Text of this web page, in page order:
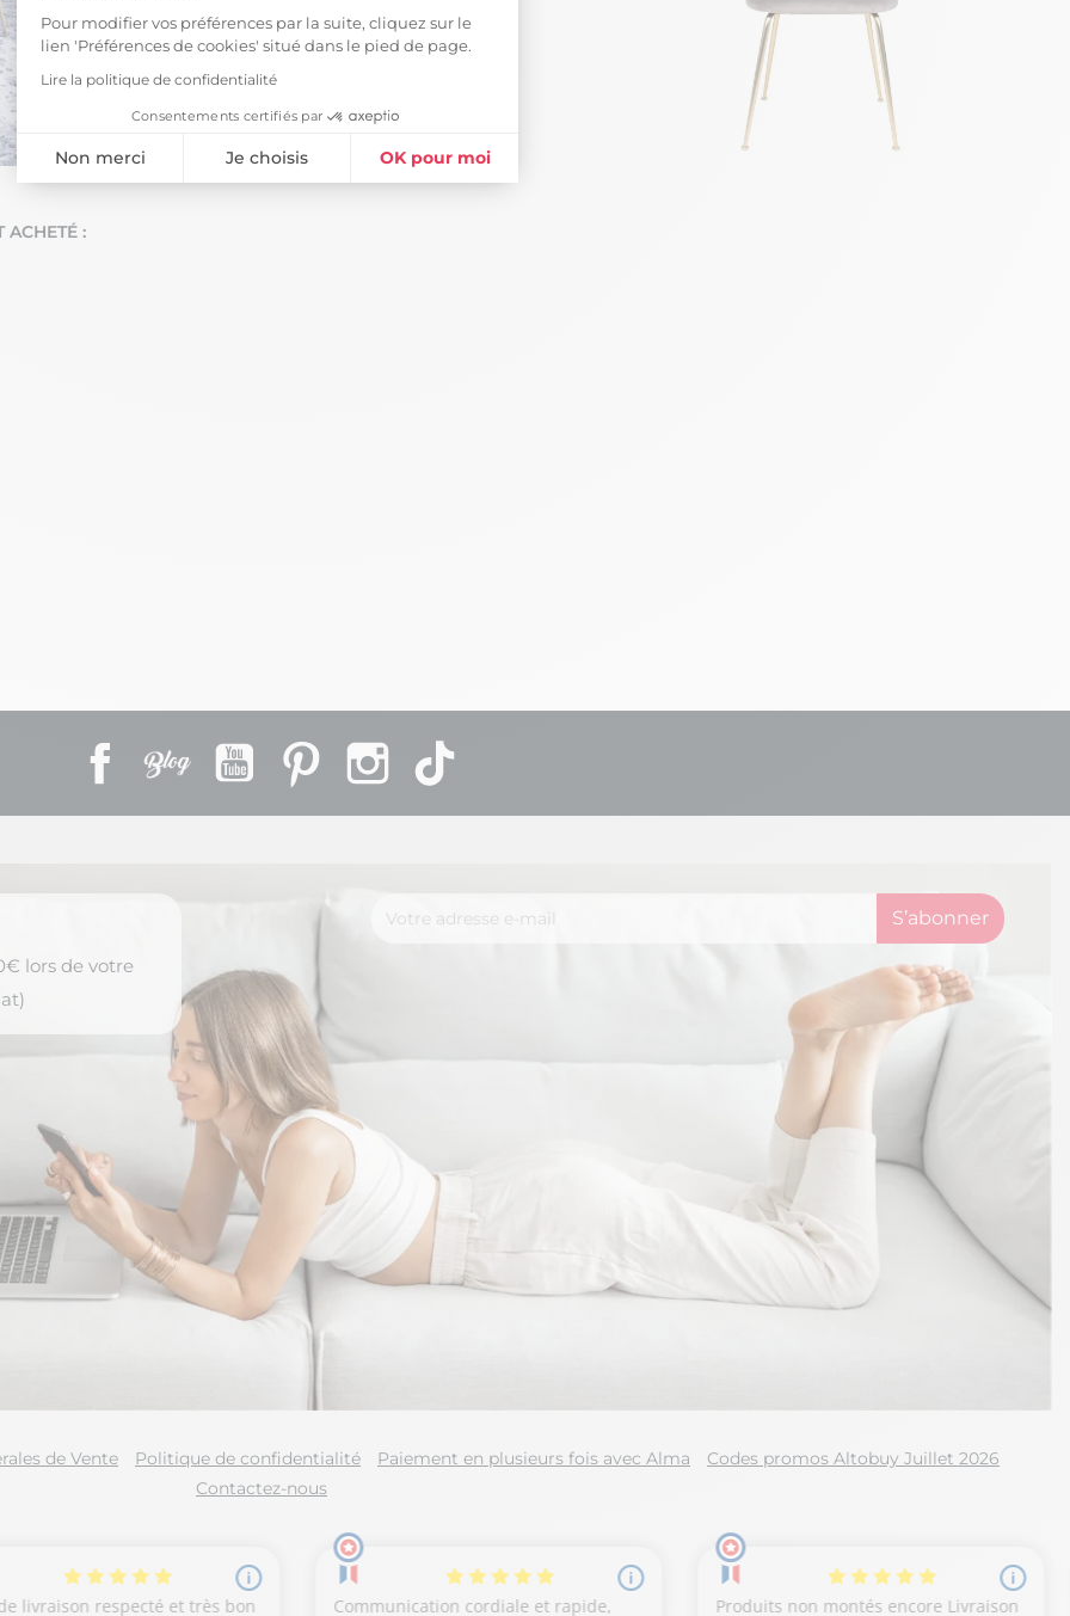
Pour modifier vos préférences par la suite, cliquez sur le
lien 'Préférences de cookies' situé dans le pied de page.
Lire la politique de confidentialité
Consentements certifiés par
Non merci Je choisis OK pour moi
Notre plateforme vous permet d'adapter et de gérer vos paramètres de confidentialité, en garantissant la conformité avec les
ACHETÉ :
Facebook
Rss YouTube PinterestInstagram
lors de votre
de Vente Politique de confidentialité Paiement en plusieurs fois avec Alma
Codes promos Altobuy Juillet 2026
Contactez-nous